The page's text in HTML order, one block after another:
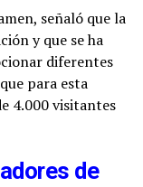
señaló que la
y que se ha
diferentes
para esta
4.000 visitantes
de